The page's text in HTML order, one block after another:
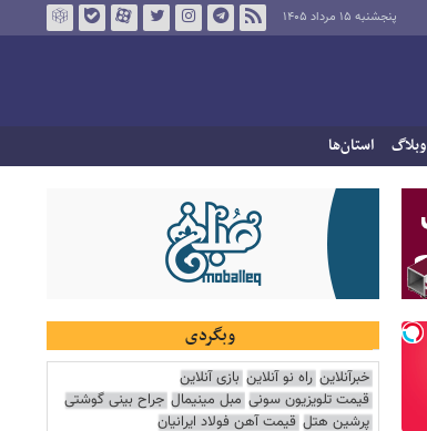
پنجشنبه ۱۵ مرداد ۱۴۰۵
وبلاگ استان‌ها
وبگردی
خبرآنلاین راه نو آنلاین بازی آنلاین
قیمت تلویزیون سونی مبل مینیمال جراح بینی گوشتی
پرشین هتل قیمت آهن فولاد ایرانیان